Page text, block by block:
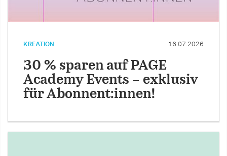
KREATION 16.07.2026
30 % sparen auf PAGE
Academy Events – exklusiv
für Abonnent:innen!